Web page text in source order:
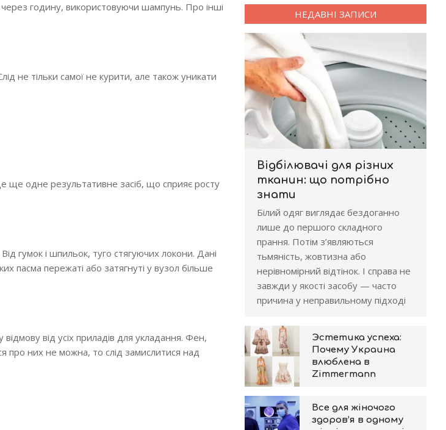
через годину, використовуючи шампунь. Про інші
не тільки самої не курити, але також уникати
ще одне результативне засіб, що сприяє росту
гумок і шпильок, туго стягуючих локони. Дані
пасма пережаті або затягнуті у вузол більше
від усіх приладів для укладання. Фен,
про них не можна, то слід замислитися над
НЕДАВНІ ЗАПИСИ
Відбілювачі для різних
тканин: що потрібно
знати
Білий одяг виглядає бездоганно
лише до першого складного
прання. Потім з’являються
тьмяність, жовтизна або
нерівномірний відтінок. І справа не
завжди у якості засобу — часто
причина у неправильному підході
Эстетика успеха:
Почему Украина
влюблена в
Zimmermann
Все для жіночого
здоров’я в одному